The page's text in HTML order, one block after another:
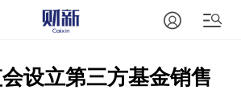
设立第三方基金销售